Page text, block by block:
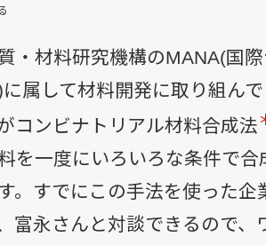
・材料研究機構のMANA(国
属して材料開発に取り組ん
コンビナトリアル材料合成法
を一度にいろいろな条件で
。すでにこの手法を使った企
富永さんと対談できるので、